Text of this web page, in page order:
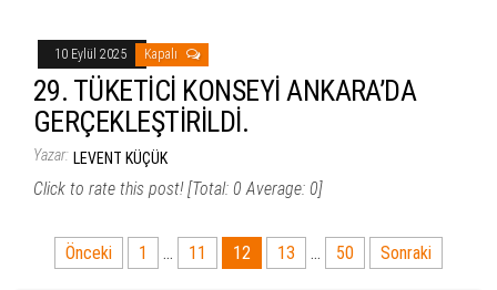
10 Eylül 2025 Kapalı
29. TÜKETİCİ KONSEYİ ANKARA’DA
GERÇEKLEŞTİRİLDİ.
Yazar: LEVENT KÜÇÜK
Click to rate this post! [Total: 0 Average: 0]
YazıÖnceki 1 … 11 12 13 … 50 Sonraki